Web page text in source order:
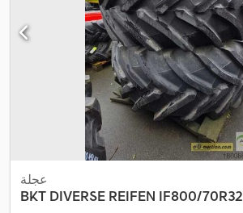
عجلة
BKT DIVERSE REIFEN IF800/70R32